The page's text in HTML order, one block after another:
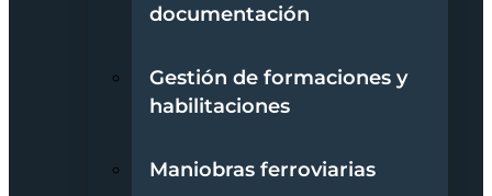
documentación
Gestión de formaciones y
habilitaciones
Maniobras ferroviarias